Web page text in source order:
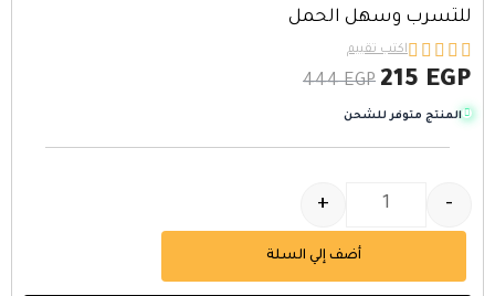
للتسرب وسهل الحمل




اكتب تقييم
444EGP 215 EGP
المنتج متوفر للشحن
-
+
أضف إلي السلة